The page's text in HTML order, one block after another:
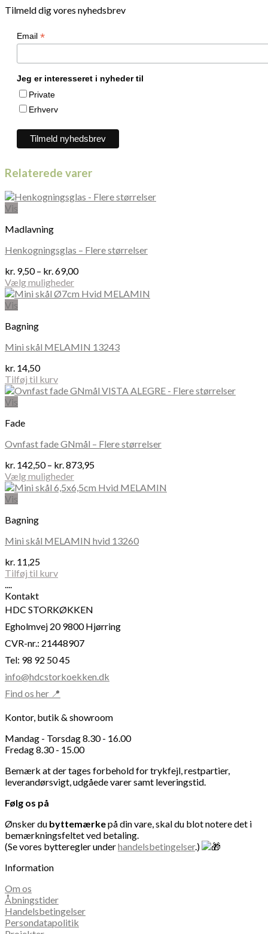
Tilmeld dig vores nyhedsbrev
Email *
Jeg er interesseret i nyheder til
Private
Erhverv
Relaterede varer
Vis
Madlavning
Henkogningsglas – Flere størrelser
kr. 9,50 – kr. 69,00Prisinterval:
til
Vælg muligheder
Dette
vare
flere
Mulighederne
vælges
på
varesiden
Vis
Bagning
Mini skål MELAMIN 13243
kr. 14,50
Tilføj til kurv
Vis
Fade
Ovnfast fade GNmål – Flere størrelser
kr. 142,50 – kr. 873,95Prisinterval:
til
Vælg muligheder
Dette
vare
flere
Mulighederne
vælges
på
varesiden
Vis
Bagning
Mini skål MELAMIN hvid 13260
kr. 11,25
Tilføj til kurv
Kontakt
HDC STORKØKKEN
Egholmvej 20 9800 Hjørring
CVR-nr.: 21448907
Tel: 98 92 50 45
info@hdcstorkoekken.dk
Find os her 📍
Kontor, butik & showroom
Mandag - Torsdag 8.30 - 16.00
Fredag 8.30 - 15.00
Bemærk at der tages forbehold for trykfejl, restpartier,
leverandørsvigt, udgåede varer samt leveringstid.
Følg os på
Ønsker du byttemærkepå din vare, skal du blot notere det i
bemærkningsfeltet ved betaling.
(Se vores bytteregler underhandelsbetingelser.)
Information
Om os
Åbningstider
Handelsbetingelser
Persondatapolitik